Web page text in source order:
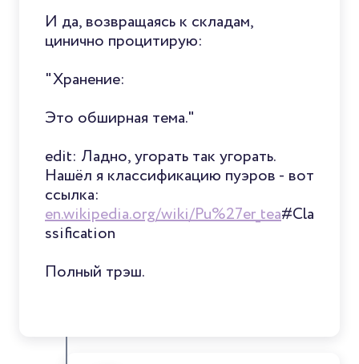
И да, возвращаясь к складам,
цинично процитирую:
"Хранение:
Это обширная тема."
edit: Ладно, угорать так угорать.
Нашёл я классификацию пуэров - вот
ссылка:
en.wikipedia.org/wiki/Pu%27er_tea#Cla
ssification
Полный трэш.